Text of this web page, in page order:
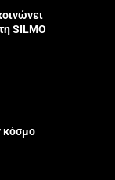
SILMO
κόσμο